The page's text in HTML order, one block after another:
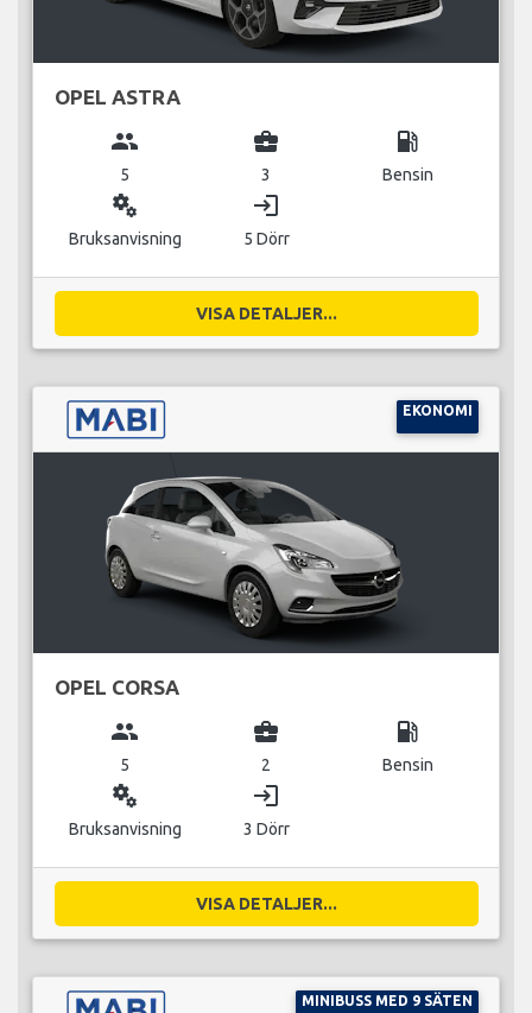
OPEL ASTRA
group
5
business_center
3
local_gas_station
Bensin
miscellaneous_services
Bruksanvisning
login
5 Dörr
VISA DETALJER...
EKONOMI
OPEL CORSA
group
5
business_center
2
local_gas_station
Bensin
miscellaneous_services
Bruksanvisning
login
3 Dörr
VISA DETALJER...
MINIBUSS MED 9 SÄTEN